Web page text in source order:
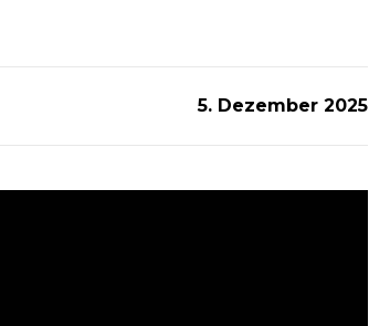
5. Dezember 2025